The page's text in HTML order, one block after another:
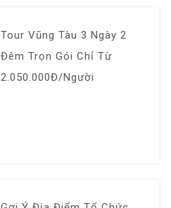
Tour Vũng Tàu 3 Ngày 2
Đêm Trọn Gói Chỉ Từ
2.050.000Đ/Người